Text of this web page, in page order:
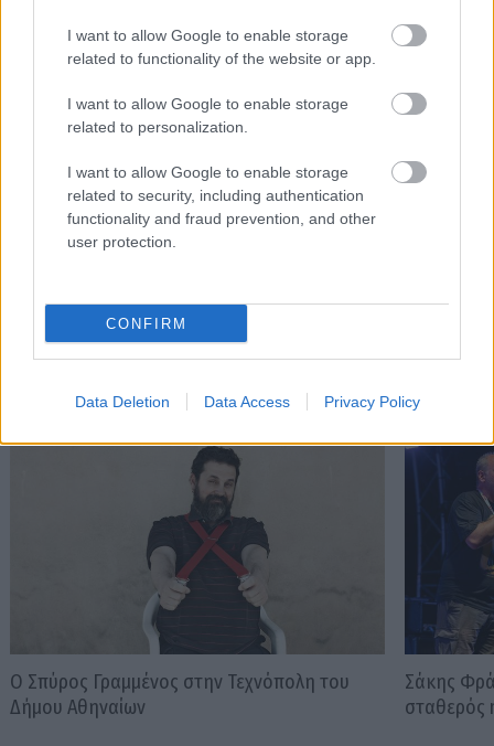
I want to allow Google to enable storage
related to functionality of the website or app.
I want to allow Google to enable storage
related to personalization.
I want to allow Google to enable storage
related to security, including authentication
functionality and fraud prevention, and other
user protection.
CONFIRM
Data Deletion Data Access Privacy Policy
Μεγάλωσε στο πολυαγαπημένο του Αιγάλεω και σπούδασε
στο Τμήμα Επικοινωνίας και Μ.Μ.Ε. του Καποδιστριακού
Πανεπιστημίου Αθηνών. Γράφει ανερυθρίαστα για όσα
αγαπά, όσα τον ενδιαφέρουν, όσα έχει ζήσει και όσα θα ήθελε
να ζήσει. Έχει κυκλοφορήσει τη συλλογή διηγημάτων
«Ανθρώπων Σκιές» (εκδ. Πνοή, 2017) και πιστεύει ακράδαντα
πως οι λέξεις έχουν τόση δύναμη, που μπορούν να αλλάξουν
τον κόσμο.
Διαβάστε επίσης
Ο Σπύρος Γραμμένος στην Τεχνόπολη του
Δήμου Αθηναίων
Σάκης
σταθερός